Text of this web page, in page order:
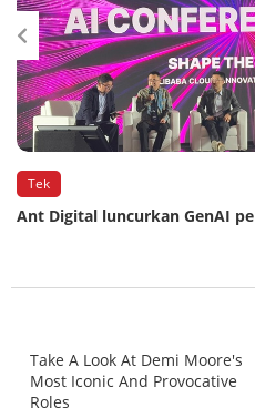
Tek
Ant Digital luncurkan GenAI